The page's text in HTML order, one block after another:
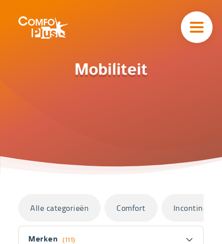
Mobiliteit
navigatieComfoPlus
Filter
Merken (111)
Alle categorieën Comfort Incontinentie